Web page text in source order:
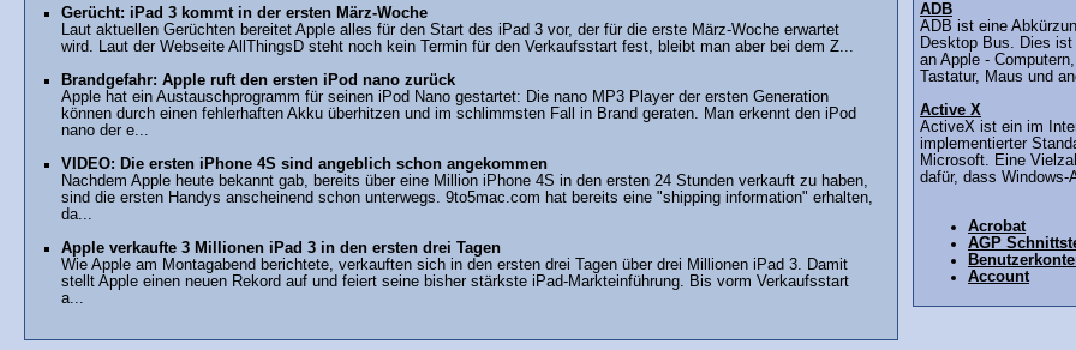
Gerücht: iPad 3 kommt in der ersten März-Woche
Laut aktuellen Gerüchten bereitet Apple alles für den Start des iPad 3 vor, der für die erste März-Woche erwartet
wird. Laut der Webseite AllThingsD steht noch kein Termin für den Verkaufsstart fest, bleibt man aber bei dem Z...
Brandgefahr: Apple ruft den ersten iPod nano zurück
Apple hat ein Austauschprogramm für seinen iPod Nano gestartet: Die nano MP3 Player der ersten Generation
können durch einen fehlerhaften Akku überhitzen und im schlimmsten Fall in Brand geraten. Man erkennt den iPod
nano der e...
VIDEO: Die ersten iPhone 4S sind angeblich schon angekommen
Nachdem Apple heute bekannt gab, bereits über eine Million iPhone 4S in den ersten 24 Stunden verkauft zu haben,
sind die ersten Handys anscheinend schon unterwegs. 9to5mac.com hat bereits eine "shipping information" erhalten,
da...
Apple verkaufte 3 Millionen iPad 3 in den ersten drei Tagen
Wie Apple am Montagabend berichtete, verkauften sich in den ersten drei Tagen über drei Millionen iPad 3. Damit
stellt Apple einen neuen Rekord auf und feiert seine bisher stärkste iPad-Markteinführung. Bis vorm Verkaufsstart
a...
ADB
ADB ist eine
Desktop Bus. Dies
an Apple -
Tastatur, Maus und
Active X
ActiveX ist ein im
implementierter
Microsoft. Eine
dafür, dass Windows-
Acrobat
AGP
Account